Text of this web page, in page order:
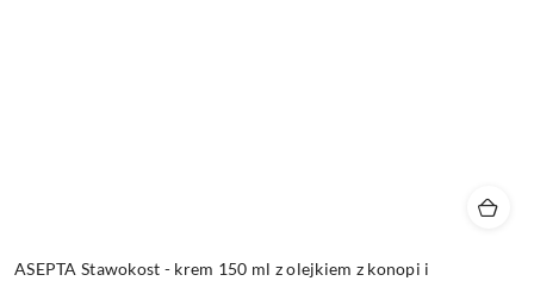
ASEPTA Stawokost - krem 150 ml z olejkiem z konopi i